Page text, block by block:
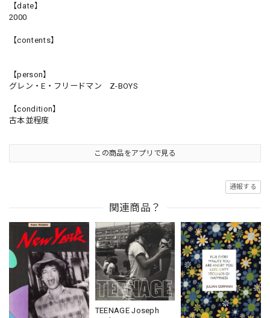
【date】
2000
【contents】
【person】
グレン・E・フリードマン Z-BOYS
【condition】
古本並程度
この商品をアプリで見る
通報する
関連商品？
TEENAGE Joseph